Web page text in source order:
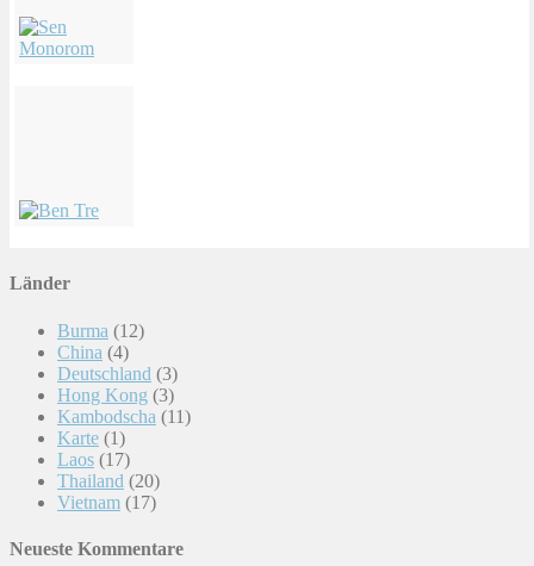
Länder
Burma (12)
China (4)
Deutschland (3)
Hong Kong (3)
Kambodscha (11)
Karte (1)
Laos (17)
Thailand (20)
Vietnam (17)
Neueste Kommentare